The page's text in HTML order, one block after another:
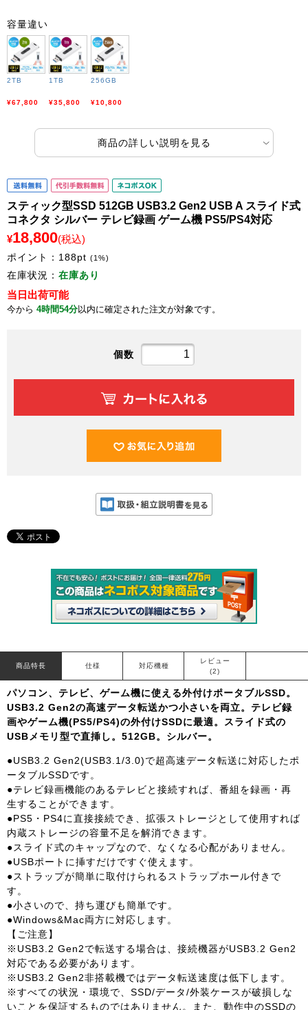
容量違い
2TB
¥67,800
1TB
¥35,800
256GB
¥10,800
商品の詳しい説明を見る
スティック型SSD 512GB USB3.2 Gen2 USB A スライド式
コネクタ シルバー テレビ録画 ゲーム機 PS5/PS4対応
¥18,800(税込)
ポイント： 188pt (1%)
在庫状況： 在庫あり
当日出荷可能
今から 4時間54分以内に確定された注文が対象です。
個数
商品特長 仕様 対応機種
レビュー
(2)
パソコン、テレビ、ゲーム機に使える外付けポータブルSSD。
USB3.2 Gen2の高速データ転送かつ小さいを両立。テレビ録
画やゲーム機(PS5/PS4)の外付けSSDに最適。スライド式の
USBメモリ型で直挿し。512GB。シルバー。
●USB3.2 Gen2(USB3.1/3.0)で超高速データ転送に対応したポ
ータブルSSDです。
●テレビ録画機能のあるテレビと接続すれば、番組を録画・再
生することができます。
●PS5・PS4に直接接続でき、拡張ストレージとして使用すれば
内蔵ストレージの容量不足を解消できます。
●スライド式のキャップなので、なくなる心配がありません。
●USBポートに挿すだけですぐ使えます。
●ストラップが簡単に取付けられるストラップホール付きで
す。
●小さいので、持ち運びも簡単です。
●Windows&Mac両方に対応します。
【ご注意】
※USB3.2 Gen2で転送する場合は、接続機器がUSB3.2 Gen2
対応である必要があります。
※USB3.2 Gen2非搭載機ではデータ転送速度は低下します。
※すべての状況・環境で、SSD/データ/外装ケースが破損しな
いことを保証するものではありません。また、動作中のSSDの